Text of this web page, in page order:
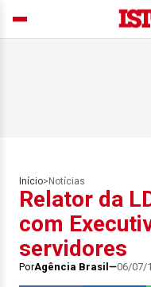
Início> Notícias
Relator da
com
servidores
PorAgência Brasil 06/07/